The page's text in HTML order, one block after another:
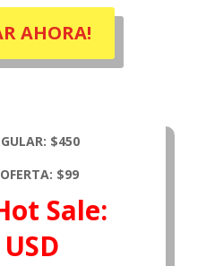
AHORA!
$450
$99
Sale: